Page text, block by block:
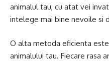
animalul tau, cu atat vei
intelege mai bine nevoile si
O alta metoda eficienta
animalului tau. Fiecare rasa